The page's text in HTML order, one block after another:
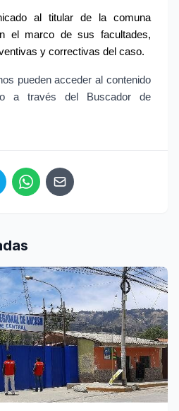
al titular de la comuna
el marco de sus facultades,
y correctivas del caso.
pueden acceder al contenido
a través del Buscador de